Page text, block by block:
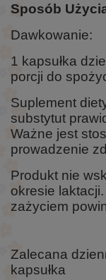
Sposób
Dawkowanie:
1 kapsułka
porcji do
Suplement
substytut
Ważne jest
prowadzenie
Produkt nie
okresie
zażyciem
Zalecana
kapsułka